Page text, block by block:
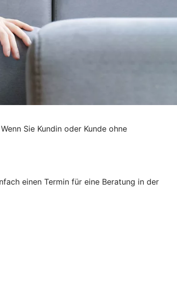
Sie Kundin oder Kunde ohne
einen Termin für eine Beratung in der